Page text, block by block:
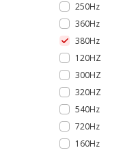
250Hz
360Hz
380Hz
120HZ
300HZ
320HZ
540Hz
720Hz
160Hz